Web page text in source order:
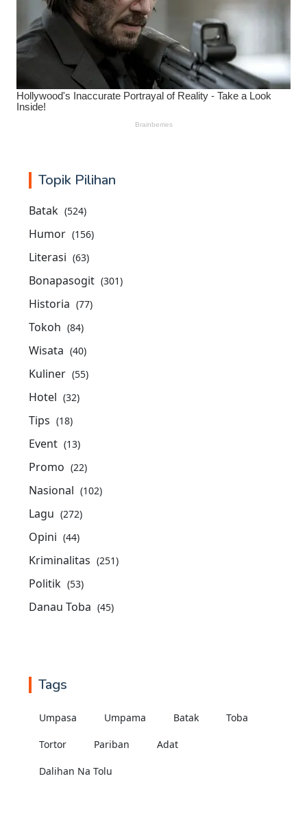
Topik Pilihan
Batak (524)
Humor (156)
Literasi (63)
Bonapasogit (301)
Historia (77)
Tokoh (84)
Wisata (40)
Kuliner (55)
Hotel (32)
Tips (18)
Event (13)
Promo (22)
Nasional (102)
Lagu (272)
Opini (44)
Kriminalitas (251)
Politik (53)
Danau Toba (45)
Tags
Umpasa Umpama Batak Toba
Tortor Pariban Adat
Dalihan Na Tolu